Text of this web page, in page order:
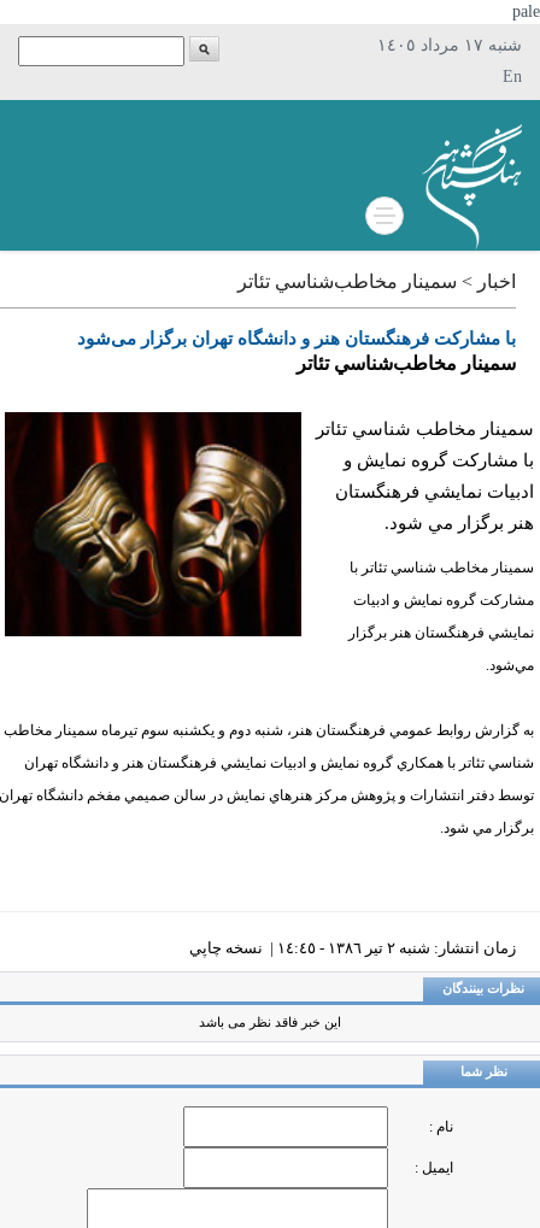
شنبه ١٧ مرداد ١٤٠٥
En
اخبار > سمینار مخاطب‌شناسي تئاتر
با مشارکت فرهنگستان هنر و دانشگاه تهران برگزار می‌شود
سمینار مخاطب‌شناسي تئاتر
مخاطب شناسي تئاتر
مشاركت گروه نمايش و
نمايشي فرهنگستان
برگزار مي شود.
مخاطب شناسي تئاتر با
گروه نمايش و ادبيات
فرهنگستان هنر برگزار
شود.
گزارش روابط عمومي فرهنگستان هنر، شنبه دوم و يكشنبه سوم تيرماه سمينار مخاطب
تئاتر با همكاري گروه نمايش و ادبيات نمايشي فرهنگستان هنر و دانشگاه تهران
دفتر انتشارات و پژوهش مركز هنرهاي نمايش در سالن صميمي مفخم دانشگاه تهران
مي شود.
زمان انتشار: شنبه ٢ تير ١٣٨٦ - ١٤:٤٥ | نسخه چاپي
بینندگان
این خبر فاقد نظر می باشد
نظر شما
نام :
ایمیل :